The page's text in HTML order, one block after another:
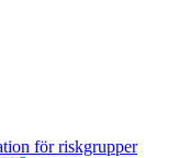
för riskgrupper